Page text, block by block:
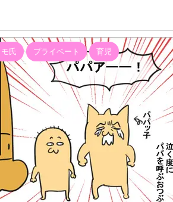
モ氏 プライベート 育児